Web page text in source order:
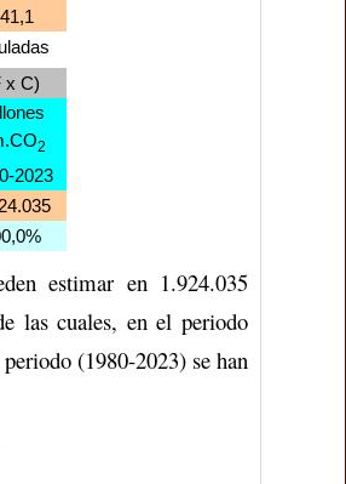
x C)
2
2023
estimar en 1.924.035
las cuales, en el periodo
(1980-2023) se han